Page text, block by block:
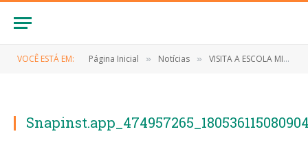
VOCÊ ESTÁ EM: Página Inicial » Notícias » VISITA A ESCOLA MILITAR TIRADENTES XX